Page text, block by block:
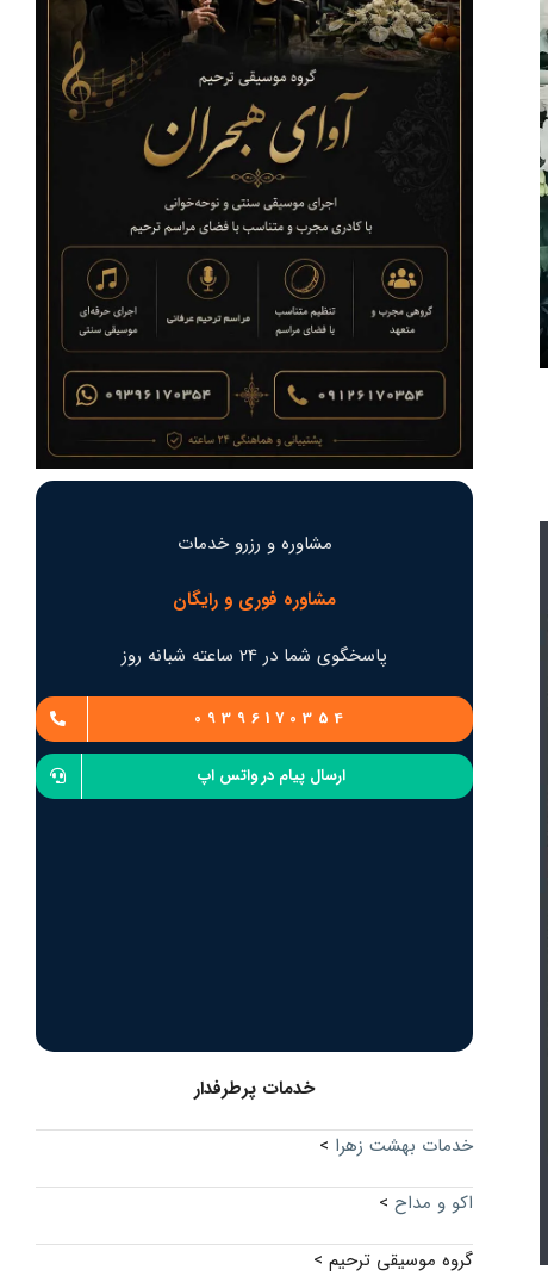
مشاوره و رزرو خدمات
مشاوره فوری و رایگان
پاسخگوی شما در 24 ساعته شبانه روز
09396170354
ارسال پیام در واتس اپ
خدمات پرطرفدار
خدمات بهشت زهرا >
اکو و مداح>
گروه موسیقی ترحیم >